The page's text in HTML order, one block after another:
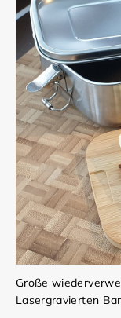
Große
Lasergravierten